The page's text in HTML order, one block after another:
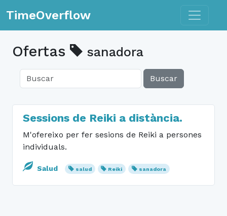
TimeOverflow Toggle
Ofertas sanadora
Buscar
Sessions de Reiki a distància.
M'ofereixo per fer sesions de Reiki a persones
individuals.
Salud salud Reiki sanadora